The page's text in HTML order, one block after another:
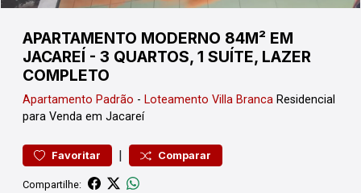
APARTAMENTO MODERNO 84M² EM
JACAREÍ - 3 QUARTOS, 1 SUÍTE, LAZER
COMPLETO
Apartamento Padrão - Loteamento Villa Branca Residencial
para Venda em Jacareí
Favoritar | Comparar
Compartilhe: